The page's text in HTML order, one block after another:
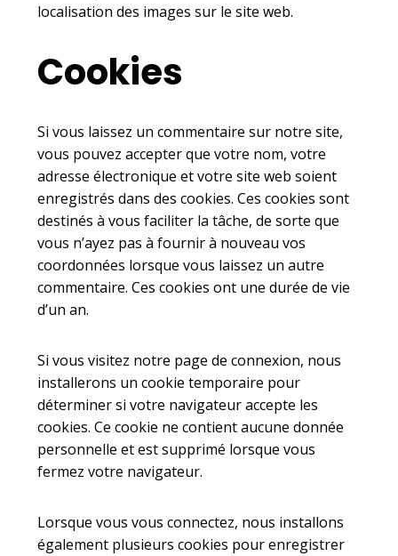
localisation des images sur le site web.
Cookies
Si vous laissez un commentaire sur notre site,
vous pouvez accepter que votre nom, votre
adresse électronique et votre site web soient
enregistrés dans des cookies. Ces cookies sont
destinés à vous faciliter la tâche, de sorte que
vous n’ayez pas à fournir à nouveau vos
coordonnées lorsque vous laissez un autre
commentaire. Ces cookies ont une durée de vie
d’un an.
Si vous visitez notre page de connexion, nous
installerons un cookie temporaire pour
déterminer si votre navigateur accepte les
cookies. Ce cookie ne contient aucune donnée
personnelle et est supprimé lorsque vous
fermez votre navigateur.
Lorsque vous vous connectez, nous installons
également plusieurs cookies pour enregistrer